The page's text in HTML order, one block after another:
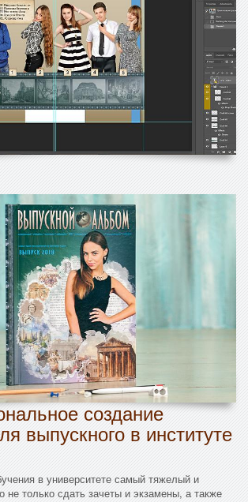
создание
выпускного в институте
в университете самый тяжелый и
не только сдать зачеты и экзамены, а также